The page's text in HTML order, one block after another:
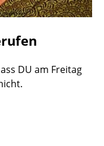
DU am Freitag